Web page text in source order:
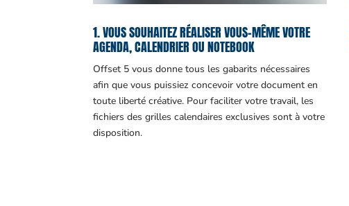
1. VOUS SOUHAITEZ RÉALISER VOUS-MÊME VOTRE
AGENDA, CALENDRIER OU NOTEBOOK
Offset 5 vous donne tous les gabarits nécessaires
afin que vous puissiez concevoir votre document en
toute liberté créative. Pour faciliter votre travail, les
fichiers des grilles calendaires exclusives sont à votre
disposition.